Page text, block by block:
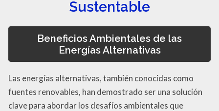
Sustentable
Beneficios Ambientales de las
Energías Alternativas
Las energías alternativas, también conocidas como
fuentes renovables, han demostrado ser una solución
clave para abordar los desafíos ambientales que